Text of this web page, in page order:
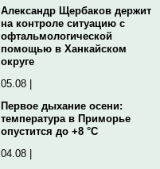
Александр Щербаков держит
на контроле ситуацию с
офтальмологической
помощью в Ханкайском
округе
05.08 |
Первое дыхание осени:
температура в Приморье
опустится до +8 °C
04.08 |